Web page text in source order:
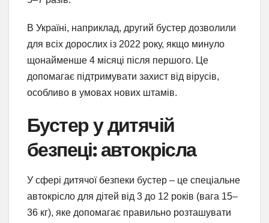
В Україні, наприклад, другий бустер дозволили
для всіх дорослих із 2022 року, якщо минуло
щонайменше 4 місяці після першого. Це
допомагає підтримувати захист від вірусів,
особливо в умовах нових штамів.
Бустер у дитячій
безпеці: автокрісла
У сфері дитячої безпеки бустер – це спеціальне
автокрісло для дітей від 3 до 12 років (вага 15–
36 кг), яке допомагає правильно розташувати